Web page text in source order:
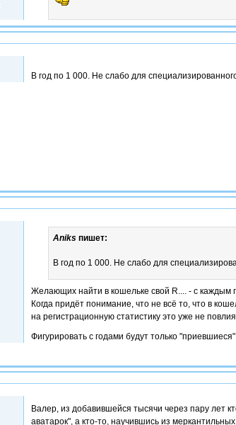
В год по 1 000. Не слабо для
Aniks пишет:
В год по 1 000. Не слабо для
Желающих найти в кошельке свой R.... - с каждым
Когда придёт понимание, что не всё то, что в
на регистрационную статистику это уже не
Фигурировать с годами будут только "приевшиеся"
Валер, из добавившейся тысячи через пару лет
аватарок", а кто-то, научившись из